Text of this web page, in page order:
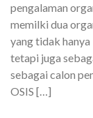
pengalaman
memilki dua
yang tidak
tetapi juga
sebagai calon
OSIS […]